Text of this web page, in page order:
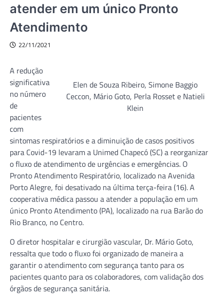
atender em um único Pronto
Atendimento
22/11/2021
Elen de Souza Ribeiro, Simone Baggio
Ceccon, Mário Goto, Perla Rosset e Natieli
Klein
A redução
significativa
no número
de
pacientes
com
sintomas respiratórios e a diminuição de casos positivos
para Covid-19 levaram a Unimed Chapecó (SC) a reorganizar
o fluxo de atendimento de urgências e emergências. O
Pronto Atendimento Respiratório, localizado na Avenida
Porto Alegre, foi desativado na última terça-feira (16). A
cooperativa médica passou a atender a população em um
único Pronto Atendimento (PA), localizado na rua Barão do
Rio Branco, no Centro.
O diretor hospitalar e cirurgião vascular, Dr. Mário Goto,
ressalta que todo o fluxo foi organizado de maneira a
garantir o atendimento com segurança tanto para os
pacientes quanto para os colaboradores, com validação dos
órgãos de segurança sanitária.